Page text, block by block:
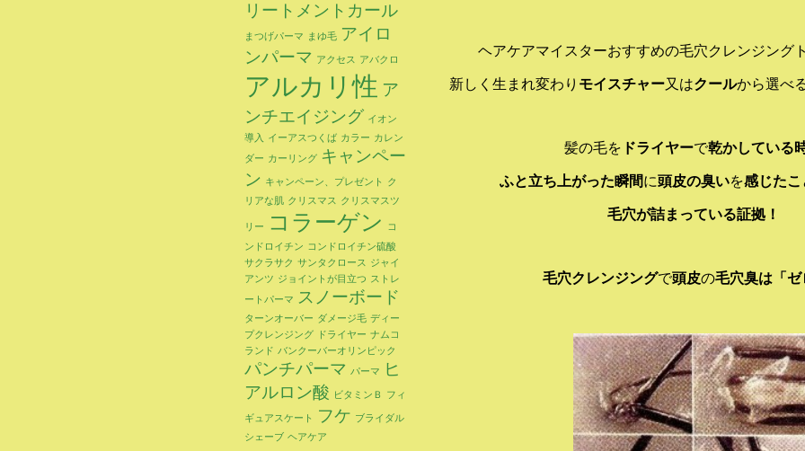
ヘアケアマイスターおすすめの毛穴クレンジング
新しく生まれ変わり モイスチャー又はクールから選べ
髪の毛を ドライヤーで乾かしている
ふと立ち上がった瞬間に頭皮の臭いを感じたこ
毛穴が詰まっている証拠！
毛穴クレンジングで頭皮の毛穴臭は「ゼ
リートメントカール
まつげパーマ まゆ毛 アイロ
ンパーマ アクセス アバクロ
アルカリ性 ア
ンチエイジング イオン
導入
イーアスつくば カラー カレン
ダー カーリング キャンペー
ン キャンペーン、プレゼント
ク
リアな肌 クリスマス クリスマスツ
リー コラーゲン
コ
ンドロイチン
コンドロイチン硫酸
サクラサク サンタクロース
ジャイ
アンツ ジョイントが目立つ ストレ
ートパーマ スノーボード
ターンオーバー ダメージ毛 ディー
プクレンジング
ドライヤー ナムコ
ランド バンクーバーオリンピック
パンチパーマ パーマ
ヒ
アルロン酸
ビタミンＢ フィ
ギュアスケート フケ ブライダル
シェーブ ヘアケア